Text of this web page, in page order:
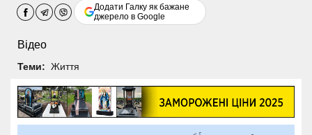
Додати Галку як бажане
джерело в Google
Відео
Теми: Життя